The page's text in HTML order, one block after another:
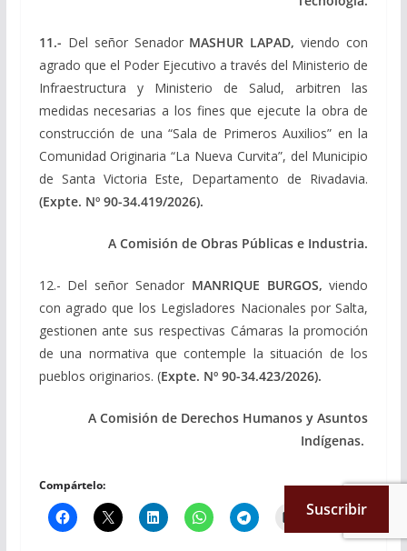
11.- Del señor Senador MASHUR LAPAD,viendo con
agrado que el Poder Ejecutivo a través del Ministerio de
Infraestructura y Ministerio de Salud, arbitren las
medidas necesarias a los fines que ejecute la obra de
construcción de una “Sala de Primeros Auxilios” en la
Comunidad Originaria “La Nueva Curvita”, del Municipio
de Santa Victoria Este, Departamento de Rivadavia.
(Expte. Nº 90-34.419/2026).
A Comisión de Obras Públicas e Industria.
12.- Del señor Senador MANRIQUE BURGOS, viendo
con agrado que los Legisladores Nacionales por Salta,
gestionen ante sus respectivas Cámaras la promoción
de una normativa que contemple la situación de los
pueblos originarios. (Expte. Nº 90-34.423/2026).
A Comisión de Derechos Humanos y Asuntos
Indígenas.
Compártelo:
Suscribir